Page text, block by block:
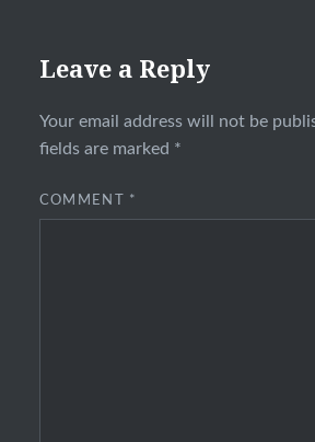
Leave a Reply
Your email address will not be
fields are marked *
COMMENT *